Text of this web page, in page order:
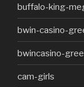
buffalo-king-
bwin-casino-
bwincasino-
cam-girls